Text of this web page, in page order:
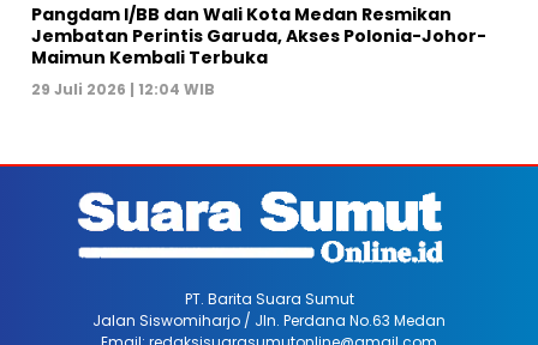
Pangdam I/BB dan Wali Kota Medan Resmikan
Jembatan Perintis Garuda, Akses Polonia-Johor-
Maimun Kembali Terbuka
29 Juli 2026 | 12:04 WIB
PT. Barita Suara Sumut
Jalan Siswomiharjo / Jln. Perdana No.63 Medan